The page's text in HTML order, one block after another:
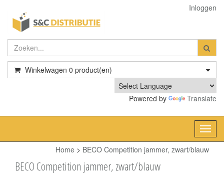
Inloggen
Winkelwagen 0 product(en)
Powered by Translate
Home > BECO Competition jammer, zwart/blauw
BECO Competition jammer, zwart/blauw